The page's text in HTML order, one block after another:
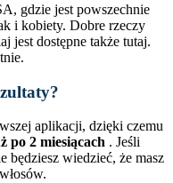
gdzie jest powszechnie
i kobiety. Dobre rzeczy
jest dostępne także tutaj.
aplikacji, dzięki czemu
po 2 miesiącach . Jeśli
będziesz wiedzieć, że masz